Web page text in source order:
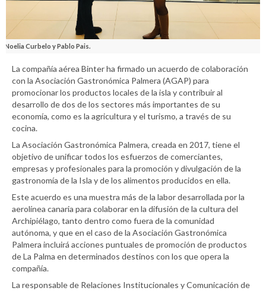
Noelia Curbelo y Pablo Pais.
La compañía aérea Binter ha firmado un acuerdo de colaboración
con la Asociación Gastronómica Palmera (AGAP) para
promocionar los productos locales de la isla y contribuir al
desarrollo de dos de los sectores más importantes de su
economía, como es la agricultura y el turismo, a través de su
cocina.
La Asociación Gastronómica Palmera, creada en 2017, tiene el
objetivo de unificar todos los esfuerzos de comerciantes,
empresas y profesionales para la promoción y divulgación de la
gastronomía de la Isla y de los alimentos producidos en ella.
Este acuerdo es una muestra más de la labor desarrollada por la
aerolínea canaria para colaborar en la difusión de la cultura del
Archipiélago, tanto dentro como fuera de la comunidad
autónoma, y que en el caso de la Asociación Gastronómica
Palmera incluirá acciones puntuales de promoción de productos
de La Palma en determinados destinos con los que opera la
compañía.
La responsable de Relaciones Institucionales y Comunicación de